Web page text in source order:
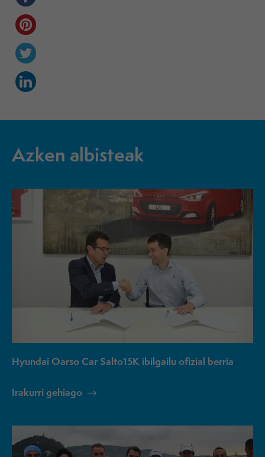
Azken albisteak
Hyundai Oarso Car Salto15K ibilgailu ofizial berria
Irakurri gehiago